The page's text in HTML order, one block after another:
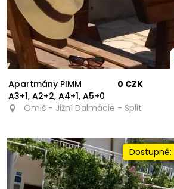
Apartmány PIMM
A3+1, A2+2, A4+1, A5+0
0 CZK
Omiš - Jižní Dalmácie - Split
Dostupné: